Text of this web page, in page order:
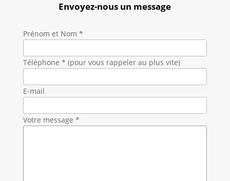
Envoyez-nous un message
Prénom et Nom *
Téléphone * (pour vous rappeler au plus vite)
E-mail
Votre message *